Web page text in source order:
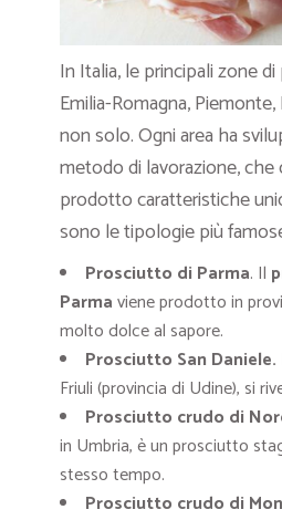
In Italia, le principali zone
Emilia-Romagna,
non solo. Ogni area ha
metodo di lavorazione, che
prodotto caratteristiche
sono le tipologie più
Prosciutto di Parma. Il
Parmaviene prodotto in
molto dolce al sapore.
Prosciutto San Daniele.
Friuli (provincia di Udine), si
Prosciutto crudo di
in Umbria, è un prosciutto
stesso tempo.
Prosciutto crudo di